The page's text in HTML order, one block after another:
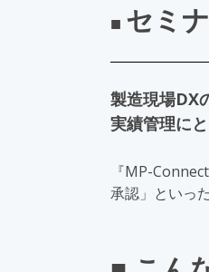
■ セミ
製造現場DX
実績管理に
『MP-
承認」といっ